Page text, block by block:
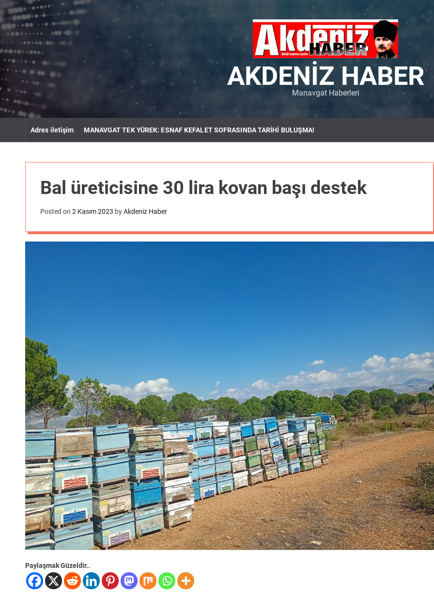
k
t
c
o
n
e
AKDENIZ HABER
Manavgat Haberleri
Adres iletişim MANAVGAT TEK YÜREK: ESNAF KEFALET SOFRASINDA TARİHİ BULUŞMA!
Bal üreticisine 30 lira kovan başı destek
Posted on 2 Kasım 2023 byAkdeniz Haber
Paylaşmak Güzeldir..